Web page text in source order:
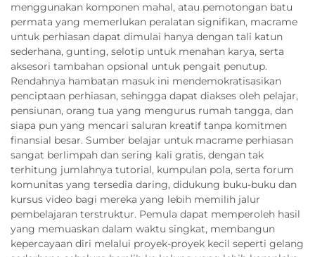
menggunakan komponen mahal, atau pemotongan batu
permata yang memerlukan peralatan signifikan, macrame
untuk perhiasan dapat dimulai hanya dengan tali katun
sederhana, gunting, selotip untuk menahan karya, serta
aksesori tambahan opsional untuk pengait penutup.
Rendahnya hambatan masuk ini mendemokratisasikan
penciptaan perhiasan, sehingga dapat diakses oleh pelajar,
pensiunan, orang tua yang mengurus rumah tangga, dan
siapa pun yang mencari saluran kreatif tanpa komitmen
finansial besar. Sumber belajar untuk macrame perhiasan
sangat berlimpah dan sering kali gratis, dengan tak
terhitung jumlahnya tutorial, kumpulan pola, serta forum
komunitas yang tersedia daring, didukung buku-buku dan
kursus video bagi mereka yang lebih memilih jalur
pembelajaran terstruktur. Pemula dapat memperoleh hasil
yang memuaskan dalam waktu singkat, membangun
kepercayaan diri melalui proyek-proyek kecil seperti gelang